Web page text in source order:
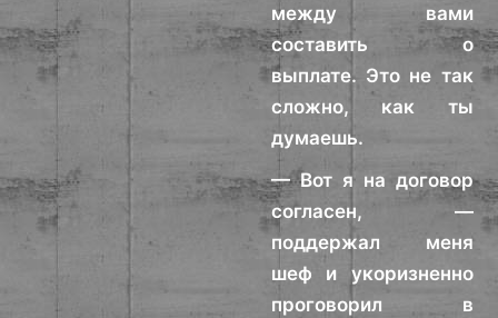
между вами
составить о
выплате. Это не так
сложно, как ты
думаешь.
— Вот я на договор
согласен, —
поддержал меня
шеф и укоризненно
проговорил в